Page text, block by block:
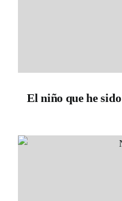
El niño que he sido